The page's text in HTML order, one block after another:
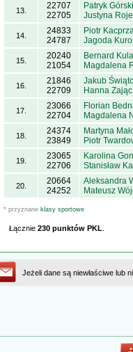
13.
22707
22705
Patryk Górski
Justyna
14.
24833
24787
Piotr
Jagoda
15.
20240
21054
Bernard Kula
Magdalena
16.
21846
22709
Jakub
Hanna Zając
17.
23066
22704
Florian
Magdalena
18.
24374
23849
Martyna
Piotr
19.
23065
22706
Karolina
Stanisław
20.
20664
24252
Aleksandra
Mateusz
* przyznane klasy sportowe
Łącznie 230 punktów PKL
Jeżeli dane są niewłaściwe lub